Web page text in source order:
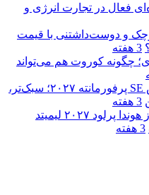
فعال در تجارت انرژی و
۲۰۲۶؛ موش کوچک و دوست‌داشتنی با قیمت
3 هفته
چگونه کوروت هم می‌تواند
رونمایی از لامبورگینی اوروس SE پرفورمانته ۲۰۲۷؛ سبک‌تر،
3 هفته
شاهکار جدید ژاپنی؛ رونمایی از هوندا پرلود ۲۰۲۷ لیمیتد
3 هفته